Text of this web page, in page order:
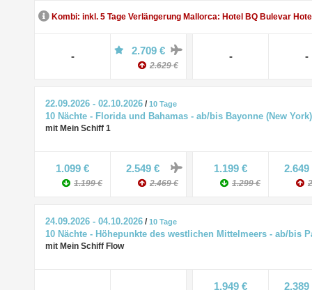
Kombi: inkl. 5 Tage Verlängerung Mallorca: Hotel BQ Bulevar
- 2.709 €
2.629 €
- -
22.09.2026 - 02.10.2026 /10 Tage
10 Nächte - Florida und Bahamas - ab/bis Bayonne (New York)
mit Mein Schiff 1
1.099 €
1.199 €
2.549 €
2.469 €
1.199 €
1.299 €
2.649
24.09.2026 - 04.10.2026 /10 Tage
10 Nächte - Höhepunkte des westlichen Mittelmeers - ab/bis
mit Mein Schiff Flow
1.949 € 2.389